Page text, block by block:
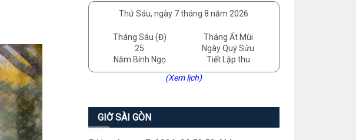
Thứ Sáu, ngày 7 tháng 8 năm 2026
Tháng Sáu (Đ)
25
Năm Bính Ngọ
Tháng Ất Mùi
Ngày Quý Sửu
Tiết Lập thu
(Xem lịch)
GIỜ SÀI GÒN